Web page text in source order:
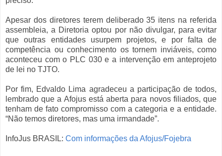
Apesar dos diretores terem deliberado 35 itens na referida
assembleia, a Diretoria optou por não divulgar, para evitar
que outras entidades usurpem projetos, e por falta de
competência ou conhecimento os tornem inviáveis, como
aconteceu com o PLC 030 e a intervenção em anteprojeto
de lei no TJTO.
Por fim, Edvaldo Lima agradeceu a participação de todos,
lembrado que a Afojus está aberta para novos filiados, que
tenham de fato compromisso com a categoria e a entidade.
“Não temos diretores, mas uma irmandade”.
InfoJus BRASIL: Com informações da Afojus/Fojebra